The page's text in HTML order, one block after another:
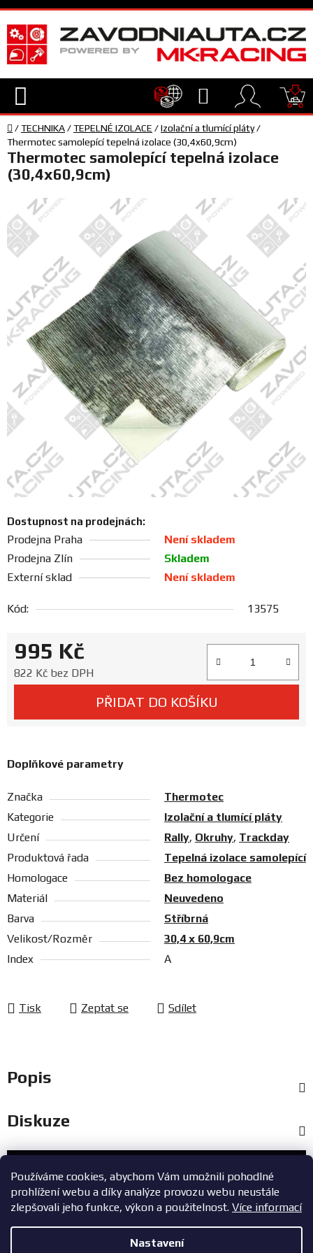
Používáme cookies, abychom Vám umožnili pohodlné
prohlížení webu a díky analýze provozu webu neustále
zlepšovali jeho funkce, výkon a použitelnost. Více informací
Nastavení
Přejít
na
obsah
Hledat
TECHNIKA
VYBAVENÍ
JEZDEC
TÝM
SERVIS
FANOUŠCI
Profil
firmy
Obchodní
podmínky
Doprava
Blog
Ceníky
a
Domů
/TECHNIKA/TEPELNÉ IZOLACE /Izolační a tlumící pláty/
Thermotec samolepící tepelná izolace (30,4x60,9cm)
Dostupnost na prodejnách:
Prodejna Zlín Skladem
Prodejna Praha Není skladem
Externí sklad Není skladem
Kód: 13575
995 Kč
822 Kč bez DPH
PŘIDAT DO KOŠÍKU
Doplňkové parametry
Značka
Thermotec
Kategorie
Izolační a tlumící pláty
Určení
Rally, Okruhy, Trackday
Produktová řada
Tepelná izolace samolepící
Homologace
Bez homologace
Materiál
Neuvedeno
Barva
Stříbrná
Velikost/Rozměr
30,4 x 60,9cm
Index
A
Tisk Zeptat se Sdílet
Thermotec samolepící tepelná izolace
(30,4x60,9cm)
Popis
Diskuze
Zákaznický servis
+420 603 785 748